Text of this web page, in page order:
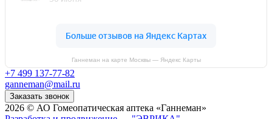
Ганнеман на карте Москвы — Яндекс Карты
+7 499 137-77-82
ganneman@mail.ru
Заказать звонок
2026 © АО Гомеопатическая аптека «Ганнеман»